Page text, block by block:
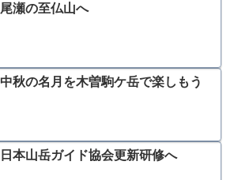
尾瀬の至仏山へ
中秋の名月を木曽駒ケ岳で楽しもう
日本山岳ガイド協会更新研修へ